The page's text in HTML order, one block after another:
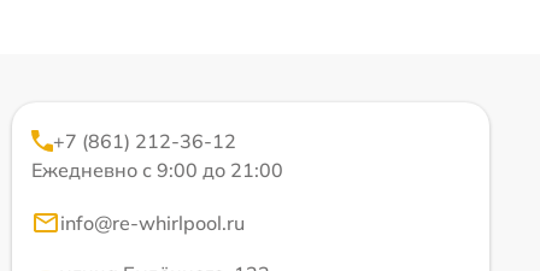
+7 (861) 212-36-12
Ежедневно с 9:00 до 21:00
info@re-whirlpool.ru